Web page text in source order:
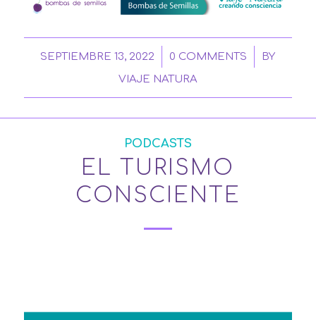
SEPTIEMBRE 13, 2022
/ 0 COMMENTS
/
BY
VIAJE NATURA
PODCASTS
EL TURISMO
CONSCIENTE